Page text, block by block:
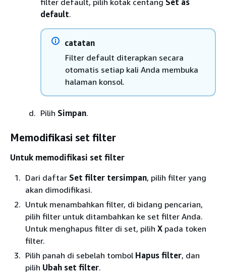
filter default, pilih kotak centang Set as
default.
catatan
Filter default diterapkan secara
otomatis setiap kali Anda membuka
halaman konsol.
Pilih Simpan.
Memodifikasi set filter
Untuk memodifikasi set filter
Dari daftar Set filter tersimpan, pilih filter yang
akan dimodifikasi.
Untuk menambahkan filter, di bidang pencarian,
pilih filter untuk ditambahkan ke set filter Anda.
Untuk menghapus filter di set, pilih X pada token
filter.
Pilih panah di sebelah tombol Hapus filter, dan
pilih Ubah set filter.